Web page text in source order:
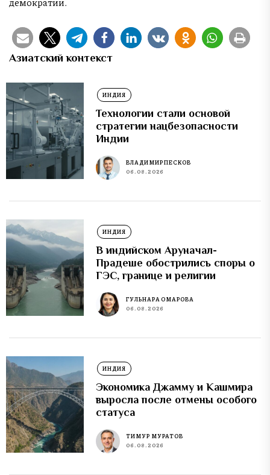
Азиатский контекст
ИНДИЯ
Технологии стали основой
стратегии нацбезопасности
Индии
ВЛАДИМИР ПЕСКОВ
06.08.2026
ИНДИЯ
В индийском Аруначал-
Прадеше обострились споры о
ГЭС, границе и религии
ГУЛЬНАРА ОМАРОВА
06.08.2026
ИНДИЯ
Экономика Джамму и Кашмира
выросла после отмены особого
статуса
ТИМУР МУРАТОВ
06.08.2026